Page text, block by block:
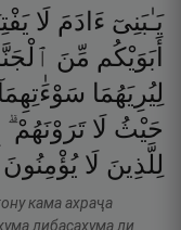
يَـٰبَنِىٓ ءَادَمَ لَا
أَبَوَيْكُم مِّنَ
لِيُرِيَهُمَا
حَيْثُ لَا تَرَوْنَهُمْ ۗ
لِلَّذِينَ لَا يُؤْمِنُونَ
кама ахраҷа
либасаҳума ли